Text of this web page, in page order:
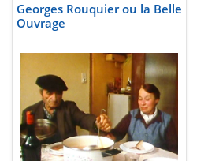
Georges Rouquier ou la Belle
Ouvrage